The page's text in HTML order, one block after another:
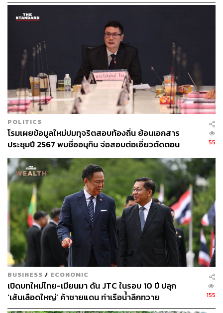
ให้เมียนมากลับสู่อาเซียน
POLITICS
โรมเผยข้อมูลใหม่ปมทุจริตสอบท้องถิ่น ย้อนเอกสาร
ประชุมปี 2567 พบชื่ออนุทิน จ่อสอบต่อเอี่ยวตัดตอน
ม.บูรพา หรือไม่
55
BUSINESS / ECONOMIC
เปิดบทใหม่ไทย-เมียนมา ดัน JTC ในรอบ 10 ปี ปลุก
‘เส้นเลือดใหญ่’ ค้าชายแดน ท่าเรือน้ำลึกทวาย
155